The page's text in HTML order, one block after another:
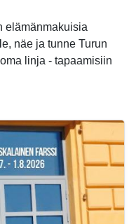
elämänmakuisia
näe ja tunne Turun
linja - tapaamisiin